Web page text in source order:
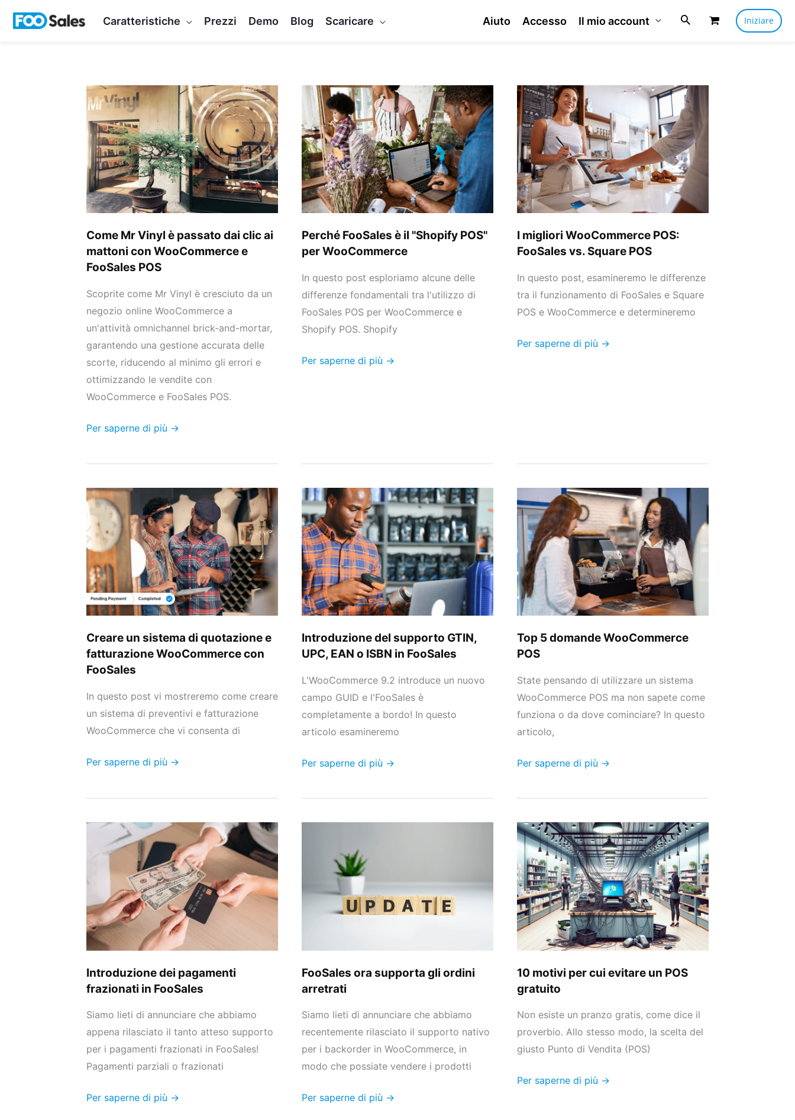
Caratteristiche Prezzi Demo Blog Scaricare Aiuto Accesso Il mio account Iniziare
Come Mr Vinyl è passato dai clic ai
mattoni con WooCommerce e
FooSales POS
Scoprite come Mr Vinyl è cresciuto da un
negozio online WooCommerce a
un'attività omnichannel brick-and-mortar,
garantendo una gestione accurata delle
scorte, riducendo al minimo gli errori e
ottimizzando le vendite con
WooCommerce e FooSales POS.
Come
Mr
Vinyl
è
passato
dai
clic
ai
mattoni
con
WooCommerce
FooSales
POS
Per saperne di più →
Perché FooSales è il "Shopify POS"
per WooCommerce
In questo post esploriamo alcune delle
differenze fondamentali tra l'utilizzo di
FooSales POS per WooCommerce e
Shopify POS. Shopify
Perché
FooSales
è
il
"Shopify
POS"
per
WooCommerce
Per saperne di più →
I migliori WooCommerce POS:
FooSales vs. Square POS
In questo post, esamineremo le differenze
tra il funzionamento di FooSales e Square
POS e WooCommerce e determineremo
I
migliori
WooCommerce
POS:
FooSales
vs.
Square
POS
Per saperne di più →
Creare un sistema di quotazione e
fatturazione WooCommerce con
FooSales
In questo post vi mostreremo come creare
un sistema di preventivi e fatturazione
WooCommerce che vi consenta di
Creare
un
sistema
di
quotazione
e
fatturazione
WooCommerce
con
FooSales
Per saperne di più →
Introduzione del supporto GTIN,
UPC, EAN o ISBN in FooSales
L'WooCommerce 9.2 introduce un nuovo
campo GUID e l'FooSales è
completamente a bordo! In questo
articolo esamineremo
Introduzione
del
supporto
GTIN,
UPC,
EAN
o
ISBN
in
FooSales
Per saperne di più →
Top 5 domande WooCommerce
POS
State pensando di utilizzare un sistema
WooCommerce POS ma non sapete come
funziona o da dove cominciare? In questo
articolo,
5
domande
WooCommerce
POS
Per saperne di più →
Introduzione dei pagamenti
frazionati in FooSales
Siamo lieti di annunciare che abbiamo
appena rilasciato il tanto atteso supporto
per i pagamenti frazionati in FooSales!
Pagamenti parziali o frazionati
Introduzione
frazionati
FooSales
Per saperne di più →
FooSales ora supporta gli ordini
arretrati
Siamo lieti di annunciare che abbiamo
recentemente rilasciato il supporto nativo
per i backorder in WooCommerce, in
modo che possiate vendere i prodotti
supporta
ordini
arretrati
Per saperne di più →
10 motivi per cui evitare un POS
gratuito
Non esiste un pranzo gratis, come dice il
proverbio. Allo stesso modo, la scelta del
giusto Punto di Vendita (POS)
10
motivi
per
cui
evitare
un
POS
gratuito
Per saperne di più →